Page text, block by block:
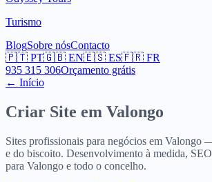
Turismo
BlogSobre nósContacto
🇵🇹 PT🇬🇧 EN🇪🇸 ES🇫🇷 FR
935 315 306Orçamento grátis
← Início
Criar Site em Valongo
Sites profissionais para negócios em Valongo
e do biscoito. Desenvolvimento à medida,
para Valongo e todo o concelho.